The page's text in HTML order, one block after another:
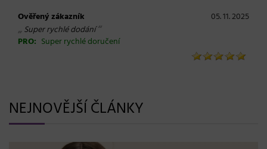
Ověřený zákazník 05. 11. 2025
„ Super rychlé dodání“
PRO: Super rychlé doručení
NEJNOVĚJŠÍ ČLÁNKY